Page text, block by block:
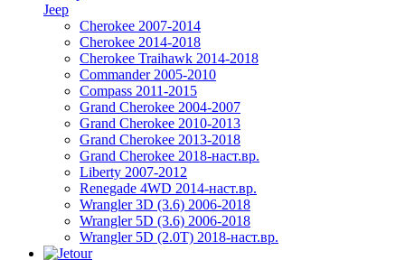
Jeep
Cherokee 2007-2014
Cherokee 2014-2018
Cherokee Traihawk 2014-2018
Commander 2005-2010
Compass 2011-2015
Grand Cherokee 2004-2007
Grand Cherokee 2010-2013
Grand Cherokee 2013-2018
Grand Cherokee 2018-наст.вр.
Liberty 2007-2012
Renegade 4WD 2014-наст.вр.
Wrangler 3D (3.6) 2006-2018
Wrangler 5D (3.6) 2006-2018
Wrangler 5D (2.0T) 2018-наст.вр.